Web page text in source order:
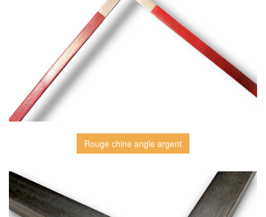
Rouge chine angle argent